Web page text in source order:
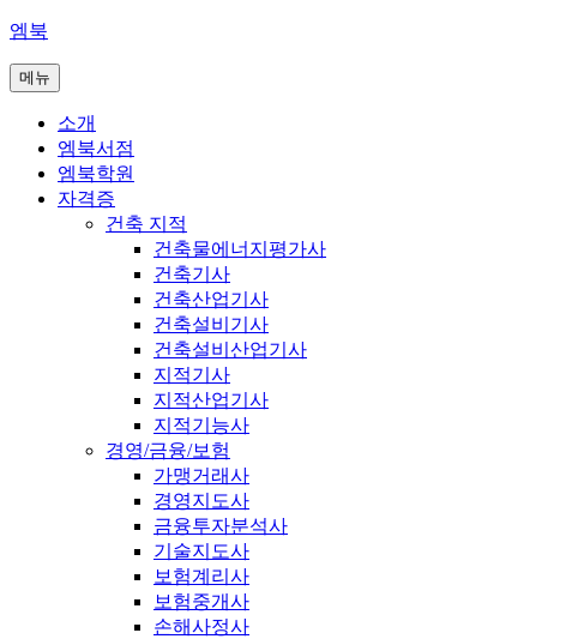
콘
츠
엠북
메뉴
소개
엠북서점
엠북학원
자격증
건축 지적
건축물에너지평가사
건축기사
건축산업기사
건축설비기사
건축설비산업기사
지적기사
지적산업기사
지적기능사
경영/금융/보험
가맹거래사
경영지도사
금융투자분석사
기술지도사
보험계리사
보험중개사
손해사정사